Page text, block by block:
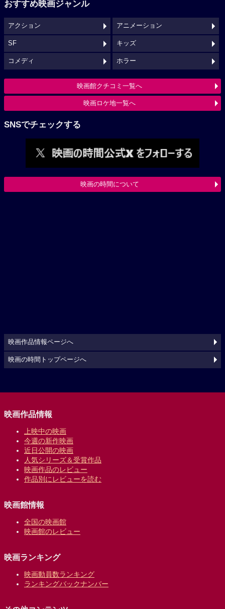
おすすめ映画ジャンル
アクション アニメーション
SF キッズ
コメディ ホラー
映画館クチコミ一覧へ
映画ロケ地一覧へ
SNSでチェックする
映画の時間について
映画作品情報ページへ
映画の時間トップページへ
映画作品情報
上映中の映画
今週の新作映画
近日公開の映画
人気シリーズ＆受賞作品
映画作品のレビュー
作品別にレビューを読む
映画館情報
全国の映画館
映画館のレビュー
映画ランキング
映画動員数ランキング
ランキングバックナンバー